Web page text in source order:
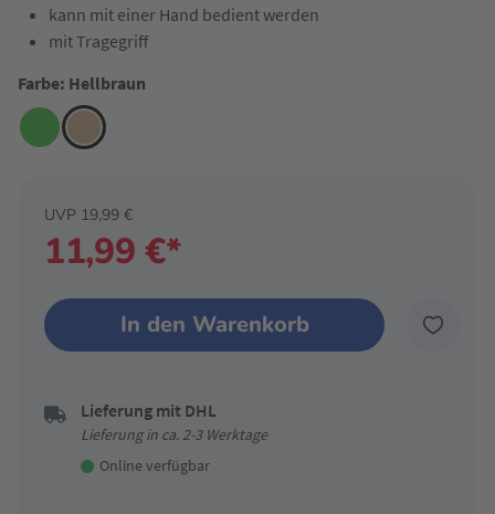
kann mit einer Hand bedient werden
mit Tragegriff
Farbe: Hellbraun
11,99 €*
UVP 19,99 €
In den Warenkorb
Lieferung mit DHL
Lieferung in ca. 2-3 Werktage
Online verfügbar